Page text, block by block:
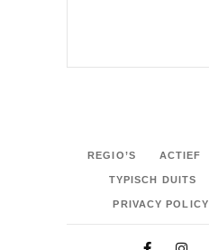
REGIO’S ACTIEF
TYPISCH DUITS
PRIVACY POLICY